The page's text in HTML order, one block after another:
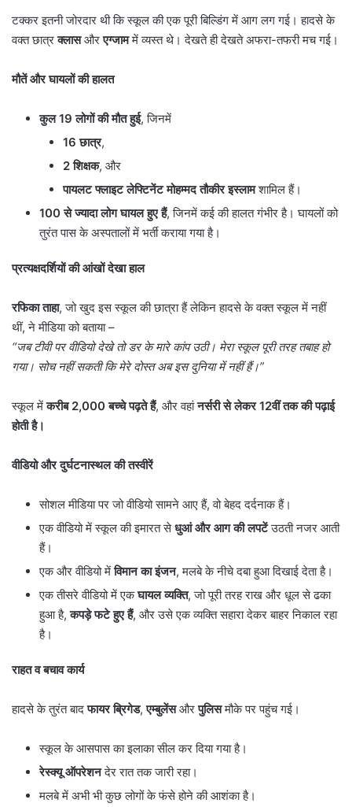
टक्कर इतनी जोरदार थी कि स्कूल की एक पूरी बिल्डिंग में आग लग गई। हादसे के
वक्त छात्रक्लासऔरएग्जाममें व्यस्त थे। देखते ही देखते अफरा-तफरी मच गई।
मौतें और घायलों की हालत
कुल19लोगों की मौत हुई, जिनमें
16छात्र,
2शिक्षक, और
पायलट फ्लाइट लेफ्टिनेंट मोहम्मद तौकीर इस्लामशामिल हैं।
100से ज्यादा लोग घायल हुए हैं, जिनमें कई की हालत गंभीर है। घायलों को
तुरंत पास के अस्पतालों में भर्ती कराया गया है।
प्रत्यक्षदर्शियों की आंखों देखा हाल
रफिका ताहा, जो खुद इस स्कूल की छात्रा हैं लेकिन हादसे के वक्त स्कूल में नहीं
थीं, ने मीडिया को बताया –
“जब टीवी पर वीडियो देखे तो डर के मारे कांप उठी। मेरा स्कूल पूरी तरह तबाह हो
गया। सोच नहीं सकती कि मेरे दोस्त अब इस दुनिया में नहीं हैं।”
स्कूल मेंकरीब2,000बच्चे पढ़ते हैं, और वहांनर्सरी से लेकर12वीं तक की पढ़ाई
होती है।
वीडियो और दुर्घटनास्थल की तस्वीरें
सोशल मीडिया पर जो वीडियो सामने आए हैं, वो बेहद दर्दनाक हैं।
एक वीडियो में स्कूल की इमारत सेधुआं और आग की लपटेंउठती नजर आती
हैं।
एक और वीडियो मेंविमान का इंजन, मलबे के नीचे दबा हुआ दिखाई देता है।
एक तीसरे वीडियो में एकघायल व्यक्ति, जो पूरी तरह राख और धूल से ढका
हुआ है,कपड़े फटे हुए हैं, और उसे एक व्यक्ति सहारा देकर बाहर निकाल रहा
है।
राहत व बचाव कार्य
हादसे के तुरंत बादफायर ब्रिगेड,एम्बुलेंसऔरपुलिसमौके पर पहुंच गई।
स्कूल के आसपास का इलाका सील कर दिया गया है।
रेस्क्यू ऑपरेशनदेर रात तक जारी रहा।
मलबे में अभी भी कुछ लोगों के फंसे होने की आशंका है।